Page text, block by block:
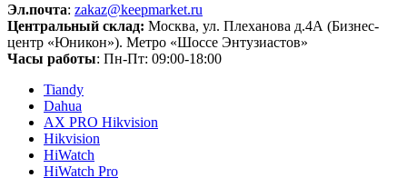
Эл.почта: zakaz@keepmarket.ru
Центральный склад: Москва, ул. Плеханова д.4А (Бизнес-
центр «Юникон»). Метро «Шоссе Энтузиастов»
Часы работы: Пн-Пт: 09:00-18:00
Tiandy
Dahua
AX PRO Hikvision
Hikvision
HiWatch
HiWatch Pro